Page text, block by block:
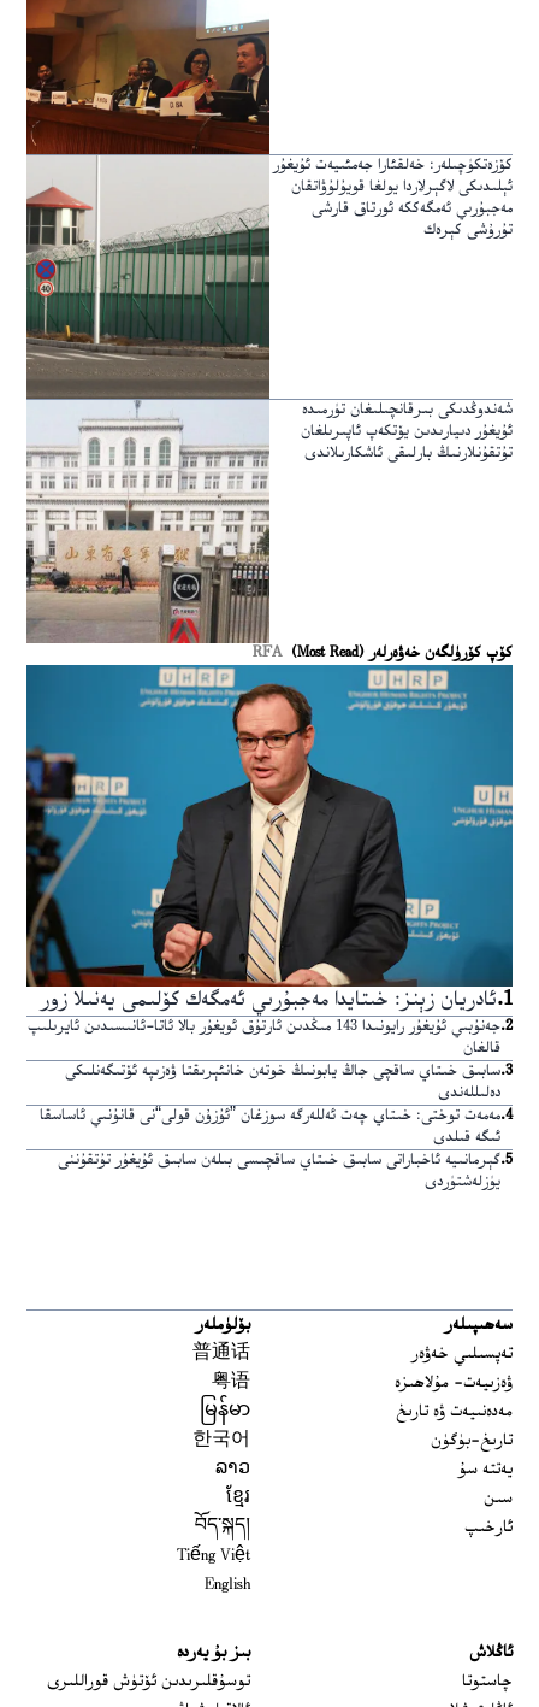
كۆزەتكۈچىلەر: خەلقئارا جەمئىيەت ئۇيغۇر
ئېلىدىكى لاگېرلاردا يولغا قويۇلۇۋاتقان
مەجبۇرىي ئەمگەككە ئورتاق قارشى
تۇرۇشى كېرەك
شەندوڭدىكى بىرقانچىلىغان تۈرمىدە
ئۇيغۇر دىيارىدىن يۆتكەپ ئاپىرىلغان
تۇتقۇنلارنىڭ بارلىقى ئاشكارىلاندى
كۆپ كۆرۈلگەن خەۋەرلەر (Most Read) RFA
1
.ئادريان زېنز: خىتايدا مەجبۇرىي ئەمگەك كۆلىمى يەنىلا زور
2
.
جەنۇبىي ئۇيغۇر رايونىدا 143 مىڭدىن ئارتۇق ئويغۇر بالا ئاتا-ئانىسىدىن ئايرىلىپ
قالغان
3
.سابىق خىتاي ساقچى جاڭ يابونىڭ خوتەن خانئېرىقتا ۋەزىپە ئۆتىگەنلىكى
دەلىللەندى
4
.مەمەت توختى: خىتاي چەت ئەللەرگە سوزغان ”ئۇزۇن قولى“نى قانۇنىي ئاساسقا
ئىگە قىلدى
5
.گېرمانىيە ئاخباراتى سابىق خىتاي ساقچىسى بىلەن سابىق ئۇيغۇر تۇتقۇننى
يۈزلەشتۈردى
سەھىپىلەر
تەپسىلىي خەۋەر
ۋەزىيەت- مۇلاھىزە
مەدەنىيەت ۋە تارىخ
تارىخ-بۈگۈن
يەتتە سۇ
سىن
ئارخىپ
بۆلۈملەر
普通话
粤语
မြန်မာ
한국어
ລາວ
ខ្មែរ
བོད་སྐད།
Tiếng Việt
English
ئاڭلاش
چاستوتا
بىز بۇ يەردە
توسۇقلىرىدىن ئۆتۈش قوراللىرى